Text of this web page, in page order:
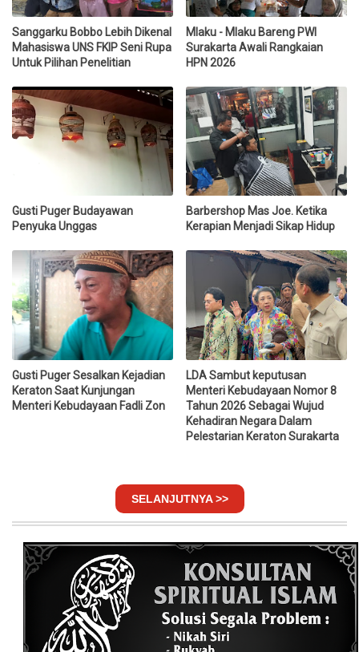
Sanggarku Bobbo Lebih Dikenal
Mahasiswa UNS FKIP Seni Rupa
Untuk Pilihan Penelitian
Mlaku - Mlaku Bareng PWI
Surakarta Awali Rangkaian
HPN 2026
Gusti Puger Budayawan
Penyuka Unggas
Barbershop Mas Joe. Ketika
Kerapian Menjadi Sikap Hidup
Gusti Puger Sesalkan Kejadian
Keraton Saat Kunjungan
Menteri Kebudayaan Fadli Zon
LDA Sambut keputusan
Menteri Kebudayaan Nomor 8
Tahun 2026 Sebagai Wujud
Kehadiran Negara Dalam
Pelestarian Keraton Surakarta
SELANJUTNYA >>